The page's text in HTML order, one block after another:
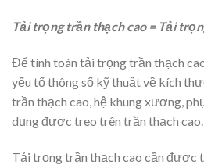
Tải trọng trần thạch cao = Tải
Để tính toán tải trọng trần thạch
yếu tố thông số kỹ thuật về kích
trần thạch cao, hệ khung xương,
dụng được treo trên trần thạch cao.
Tải trọng trần thạch cao cần được